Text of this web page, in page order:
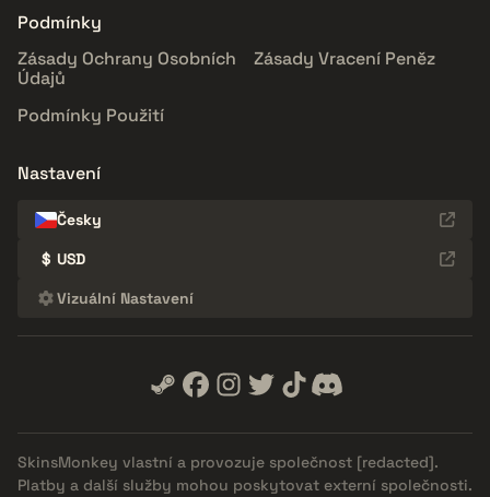
Podmínky
Zásady Ochrany Osobních
Údajů
Zásady Vracení Peněz
Podmínky Použití
Nastavení
Česky
$ USD
Vizuální Nastavení
SkinsMonkey vlastní a provozuje společnost [redacted].
Platby a další služby mohou poskytovat externí společnosti.